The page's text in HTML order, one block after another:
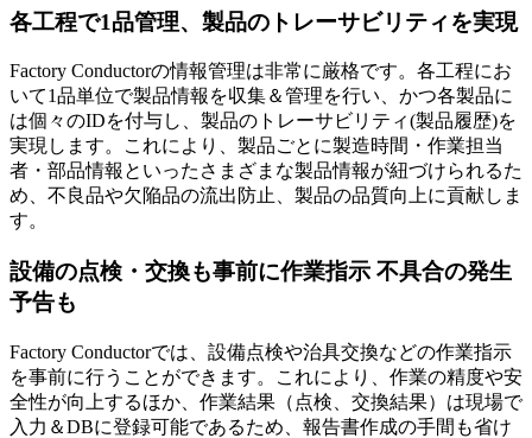
各工程で1品管理、製品のトレーサビリティを実現
Factory Conductorの情報管理は非常に厳格です。各工程にお
いて1品単位で製品情報を収集＆管理を行い、かつ各製品に
は個々のIDを付与し、製品のトレーサビリティ(製品履歴)を
実現します。これにより、製品ごとに製造時間・作業担当
者・部品情報といったさまざまな製品情報が紐づけられるた
め、 不良品や欠陥品の流出防止、製品の品質向上に貢献しま
す。
設備の点検・交換も事前に作業指示 不具合の発生
予告も
Factory Conductorでは、設備点検や治具交換などの作業指示
を事前に行うことができます。これにより、作業の精度や安
全性が向上するほか、作業結果（点検、交換結果）は現場で
入力＆DBに登録可能であるため、報告書作成の手間も省け